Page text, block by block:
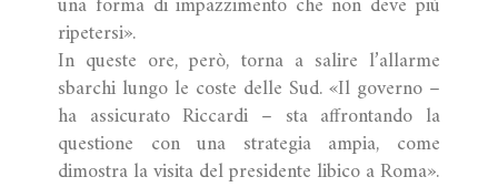
ripetersi».
In queste ore, però, torna a salire l’allarme
sbarchi lungo le coste delle Sud. «Il governo –
ha assicurato Riccardi – sta affrontando la
questione con una strategia ampia, come
dimostra la visita del presidente libico a Roma».